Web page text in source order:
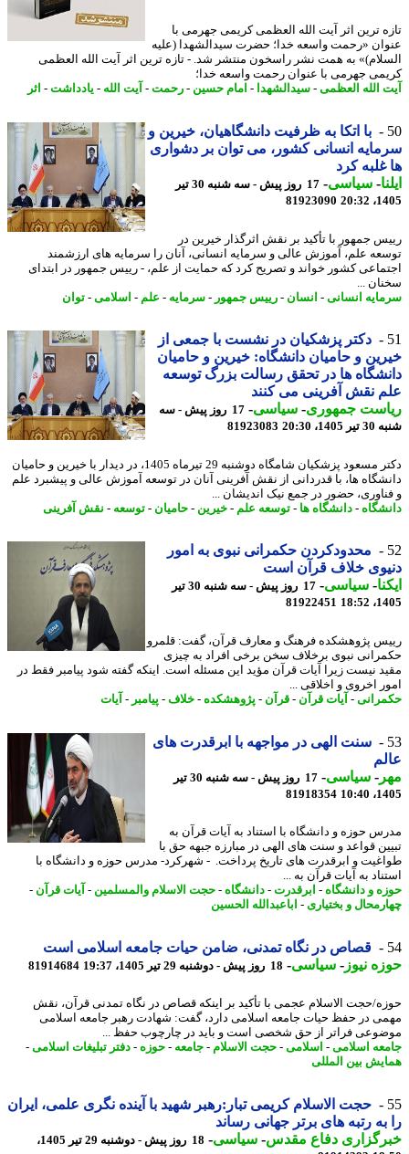
ترین اثر آیت الله العظمی کریمی جهرمی با
«رحمت واسعه خدا؛ حضرت سیدالشهدا (علیه
به همت نشر راسخون منتشر شد. - تازه ترین اثر آیت الله العظمی
جهرمی با عنوان رحمت واسعه خدا؛
الله العظمی-سیدالشهدا-امام حسین-رحمت-آیت الله-یادداشت -اثر
با اتکا به ظرفیت دانشگاهیان، خیرین و
انسانی کشور، می توان بر دشواری
کرد
-سیاسی-
17 روز پیش - سه شنبه 30 تیر
81923090
جمهور با تأکید بر نقش اثرگذار خیرین در
علم، آموزش عالی و سرمایه انسانی، آنان را سرمایه های ارزشمند
کشور خواند و تصریح کرد که حمایت از علم، - رییس جمهور در ابتدای
...
انسانی-انسان-رییس جمهور-سرمایه -علم -اسلامی-توان
دکتر پزشکیان در نشست با جمعی از
و حامیان دانشگاه: خیرین و حامیان
ها در تحقق رسالت بزرگ توسعه
نقش آفرینی می کنند
جمهوری- سیاسی-
17 روز پیش - سه
20:30
81923083
دکتر مسعود پزشکیان شامگاه دوشنبه 29 تیرماه 1405، در دیدار با خیرین و حامیان
ها، با قدردانی از نقش آفرینی آنان در توسعه آموزش عالی و پیشبرد علم
حضور در جمع نیک اندیشان ...
-دانشگاه ها- توسعه علم -خیرین- حامیان-توسعه-نقش آفرینی
محدودکردن حکمرانی نبوی به امور
خلاف قرآن است
-سیاسی-
17 روز پیش - سه شنبه 30 تیر
81922451
پژوهشکده فرهنگ و معارف قرآن، گفت: قلمرو
نبوی برخلاف سخن برخی افراد به چیزی
نیست زیرا آیات قرآن مؤید این مسئله است. اینکه گفته شود پیامبر فقط در
اخروی و اخلاقی ...
- آیات قرآن- قرآن- پژوهشکده-خلاف-پیامبر-آیات
سنت الهی در مواجهه با ابرقدرت های
-سیاسی-
17 روز پیش - سه شنبه 30 تیر
81918354
حوزه و دانشگاه با استناد به آیات قرآن به
قواعد و سنت های الهی در مبارزه جبهه حق با
و ابرقدرت های تاریخ پرداخت. - شهرکرد- مدرس حوزه و دانشگاه با
به آیات قرآن به ...
و دانشگاه-ابرقدرت- دانشگاه-حجت الاسلام والمسلمین-آیات قرآن-
و بختیاری- اباعبدالله الحسین
قصاص در نگاه تمدنی، ضامن حیات جامعه اسلامی است
نیوز-سیاسی-18 روز پیش - دوشنبه 29 تیر 1405، 19:37 81914684
حجت الاسلام عجمی با تأکید بر اینکه قصاص در نگاه تمدنی قرآن، نقش
در حفظ حیات جامعه اسلامی دارد، گفت: شهادت رهبر جامعه اسلامی
فراتر از حق شخصی است و باید در چارچوب حفظ ...
اسلامی-اسلامی-حجت الاسلام-جامعه-حوزه-دفتر تبلیغات اسلامی-
بین المللی
حجت الاسلام کریمی تبار:رهبر شهید با آینده نگری علمی، ایران
رتبه های برتر جهانی رساند
دفاع مقدس-سیاسی-
18 روز پیش - دوشنبه 29 تیر 1405،